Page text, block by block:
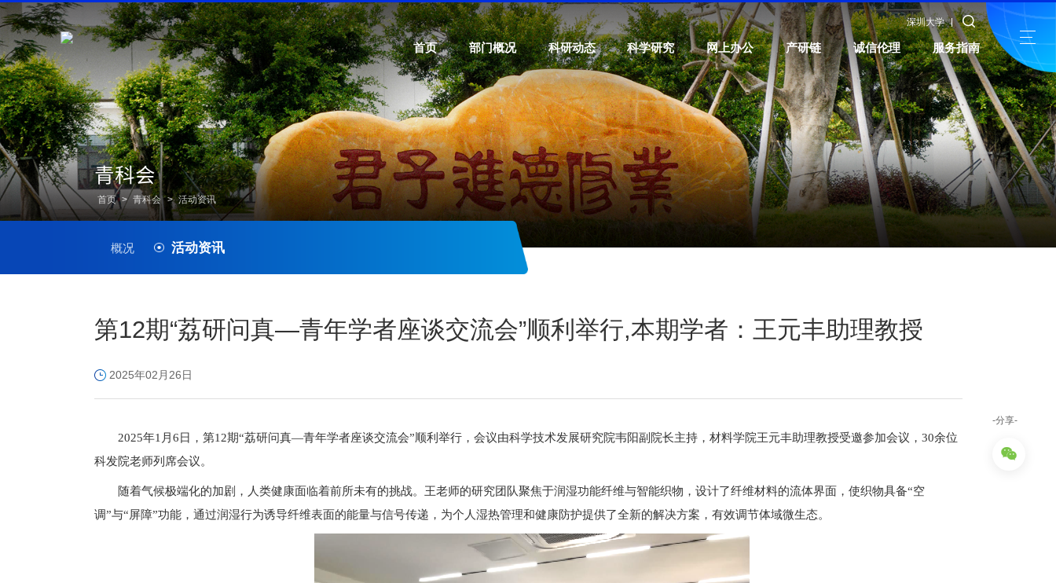
深圳大学
首页 部门概况 科研动态 科学研究 网上办公 产研链 诚信伦理 服务指南
青科会
首页 > 青科会 > 活动资讯
概况 活动资讯
第12期“荔研问真—青年学者座谈交流会”顺利举行,本期学者：王元丰助理教授
2025年02月26日
2025年1月6日，第12期“荔研问真—青年学者座谈交流会”顺利举行，会议由科学技术发展研究院韦阳副院长主持，材料学院王元丰助理教授受邀参加会议，30余位
科发院老师列席会议。
随着气候极端化的加剧，人类健康面临着前所未有的挑战。王老师的研究团队聚焦于润湿功能纤维与智能织物，设计了纤维材料的流体界面，使织物具备“空
调”与“屏障”功能，通过润湿行为诱导纤维表面的能量与信号传递，为个人湿热管理和健康防护提供了全新的解决方案，有效调节体域微生态。
-分享-